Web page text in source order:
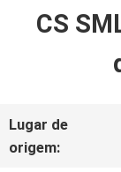
CASA
SOBRE
CS
Lugar de
origem: